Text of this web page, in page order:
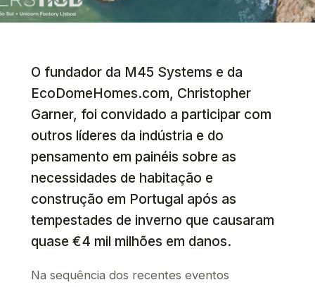
O fundador da M45 Systems e da
EcoDomeHomes.com, Christopher
Garner, foi convidado a participar com
outros líderes da indústria e do
pensamento em painéis sobre as
necessidades de habitação e
construção em Portugal após as
tempestades de inverno que causaram
quase €4 mil milhões em danos.
Na sequência dos recentes eventos